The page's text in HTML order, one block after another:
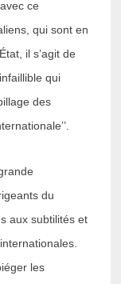
ce
qui sont en
il s’agit de
qui
des
du
aux subtilités et
les